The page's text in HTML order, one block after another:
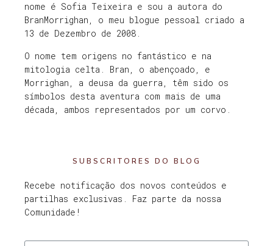
nome é Sofia Teixeira e sou a autora do
BranMorrighan, o meu blogue pessoal criado a
13 de Dezembro de 2008.
O nome tem origens no fantástico e na
mitologia celta. Bran, o abençoado, e
Morrighan, a deusa da guerra, têm sido os
símbolos desta aventura com mais de uma
década, ambos representados por um corvo.
SUBSCRITORES DO BLOG
Recebe notificação dos novos conteúdos e
partilhas exclusivas. Faz parte da nossa
Comunidade!